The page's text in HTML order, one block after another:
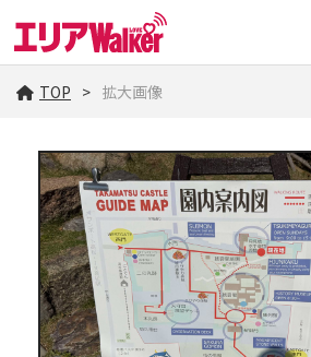
TOP 拡大画像